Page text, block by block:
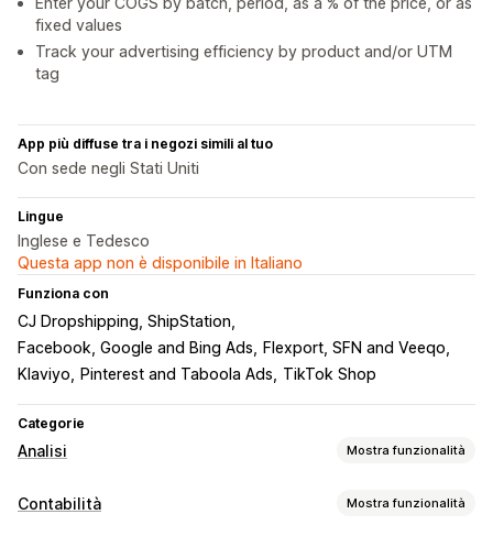
fixed values
Track your advertising efficiency by product and/or UTM
tag
App più diffuse tra i negozi simili al tuo
Con sede negli Stati Uniti
Lingue
Inglese e Tedesco
Questa app non è disponibile in Italiano
Funziona con
CJ Dropshipping, ShipStation
Facebook, Google and Bing Ads
Flexport, SFN and Veeqo
Klaviyo
Pinterest and Taboola Ads TikTok Shop
Categorie
Analisi Mostra funzionalità
Comportamento dei clienti
Contabilità Mostra funzionalità